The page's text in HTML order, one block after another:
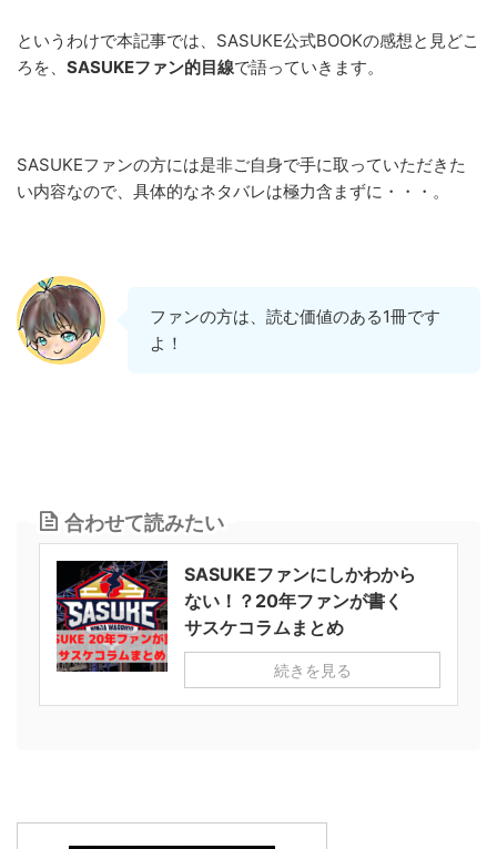
というわけで本記事では、SASUKE公式BOOKの感想と見どこ
ろを、 SASUKEファン的目線で語っていきます。
SASUKEファンの方には是非ご自身で手に取っていただきた
い内容なので、具体的なネタバレは極力含まずに・・・。
ファンの方は、読む価値のある1冊です
よ！
合わせて読みたい
SASUKEファンにしかわから
ない！？20年ファンが書く
サスケコラムまとめ
続きを見る